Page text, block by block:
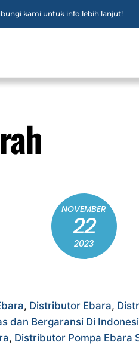
kami untuk info lebih lanjut!
NOVEMBER
22
2023
, Distributor Ebara,
dan Bergaransi Di
, Distributor Pompa Ebara